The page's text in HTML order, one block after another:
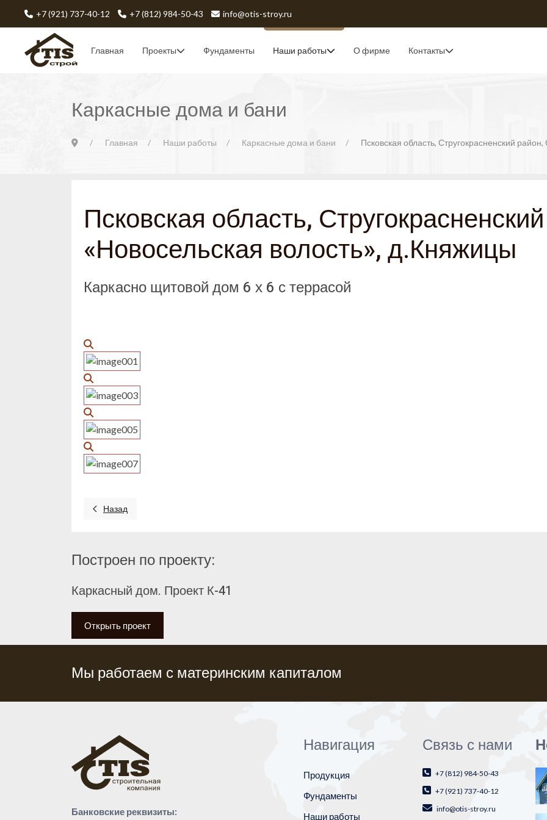
+7 (921) 737-40-12 +7 (812) 984-50-43 info@otis-stroy.ru
Главная Проекты Фундаменты Наши работы О фирме Контакты
Каркасные дома и бани
Главная Наши работы Каркасные дома и бани Псковская область, Стругокрасненский
Псковская область,
«Новосельская волость», д.Княжицы
Каркасно щитовой дом 6 х 6 с террасой
Предыдущий: г. Воронеж левобережный район, СНТ Сосна.
Назад
Построен по проекту:
Каркасный дом. Проект К-41
Открыть проект
Мы работаем с материнским капиталом
Банковские реквизиты:
Навигация
Продукция
Фундаменты
Наши работы
Связь с нами
+7 (812) 984-50-43
+7 (921) 737-40-12
info@otis-stroy.ru